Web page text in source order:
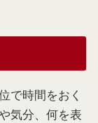
で時間をおく
気分、何を表